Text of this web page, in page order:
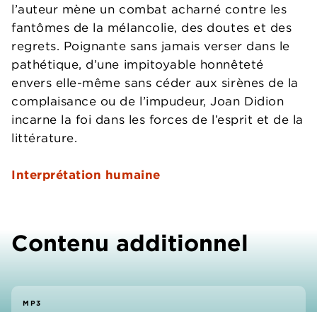
l’auteur mène un combat acharné contre les
fantômes de la mélancolie, des doutes et des
regrets. Poignante sans jamais verser dans le
pathétique, d’une impitoyable honnêteté
envers elle-même sans céder aux sirènes de la
complaisance ou de l’impudeur, Joan Didion
incarne la foi dans les forces de l’esprit et de la
littérature.
Interprétation humaine
Contenu additionnel
MP3